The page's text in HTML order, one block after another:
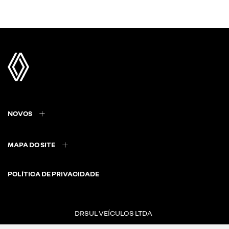
NOVOS
MAPA DO SITE
POLÍTICA DE PRIVACIDADE
DRSUL VEÍCULOS LTDA